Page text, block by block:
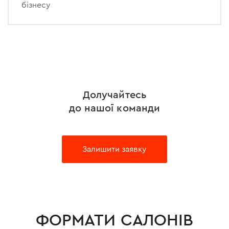
бізнесу
Долучайтесь
до нашої команди
Залишити заявку
ФОРМАТИ САЛОНІВ